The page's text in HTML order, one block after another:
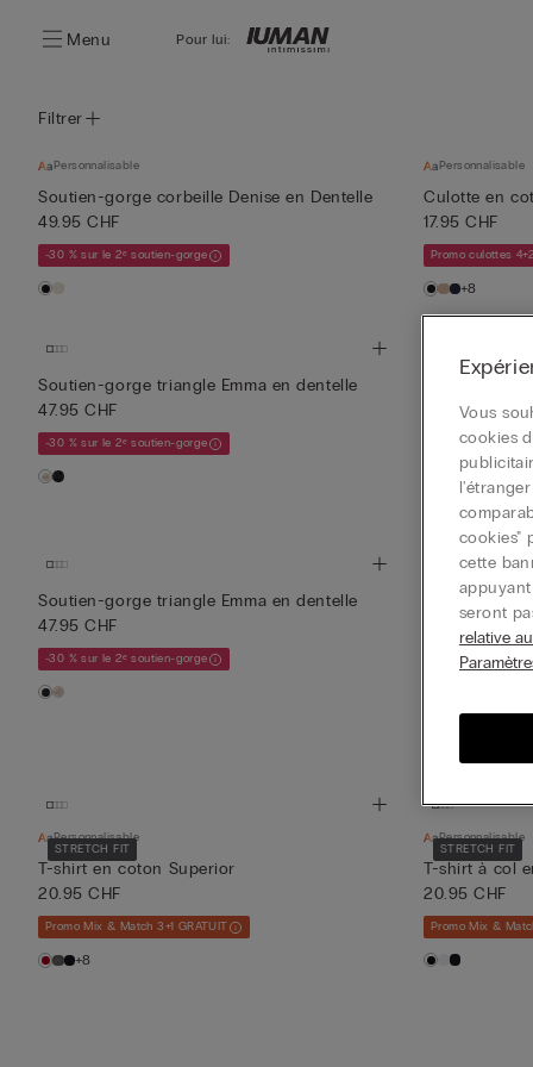
Menu Pour lui:
Filtrer
Personnalisable
Soutien-gorge corbeille Denise en Dentelle
49.95 CHF
-30 % sur le 2ᵉ soutien-gorge
Personnalisable
Culotte en
17.95 CHF
Promo culottes 4+2
+8
Soutien-gorge triangle Emma en dentelle
47.95 CHF
-30 % sur le 2ᵉ soutien-gorge
Personnalisable
Boxer en
19.95 CHF
Promo Mix &
Soutien-gorge triangle Emma en dentelle
47.95 CHF
-30 % sur le 2ᵉ soutien-gorge
Personnalisable
Soutien-
49.95 CHF
+1
STRETCH FIT
Personnalisable
T-shirt en coton Superior
20.95 CHF
Promo Mix & Match 3+1 GRATUIT
+8
STRETCH FIT
Personnalisable
T-shirt à col
20.95 CHF
Promo Mix &
Vous
cookies
cookies"
cette
seront
relative